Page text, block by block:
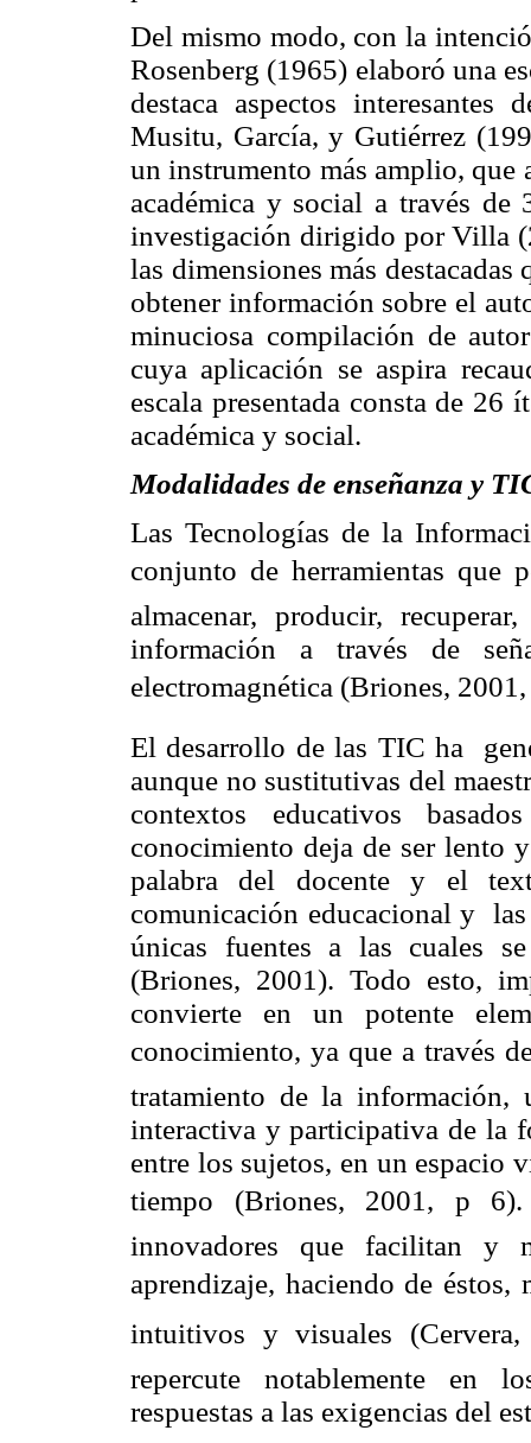
Del mismo modo, con la
Rosenberg (1965) elaboró una
destaca aspectos
Musitu, García, y Gutiérrez
un instrumento más amplio, que
académica y social a través
investigación dirigido por Villa
las dimensiones más
obtener información sobre el
minuciosa compilación de
cuya aplicación se aspira
escala presentada consta de 26
académica y social.
Modalidades de enseñanza y
Las Tecnologías de la
conjunto de herramientas que
almacenar, producir,
información a través de
electromagnética (Briones,
El desarrollo de las TIC ha
aunque no sustitutivas del
contextos educativos
conocimiento deja de ser lento
palabra del docente y el
comunicación educacional y
únicas fuentes a las cuales
(Briones, 2001). Todo esto,
convierte en un potente
conocimiento, ya que a través
tratamiento de la información,
interactiva y participativa de la
entre los sujetos, en un espacio
tiempo (Briones, 2001, p
innovadores que facilitan y
aprendizaje, haciendo de éstos,
intuitivos y visuales
repercute notablemente en
respuestas a las exigencias del